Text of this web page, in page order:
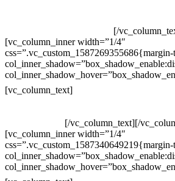
[/
[vc_column_inner width=”1/4″
[vc_column_text]
[/vc_column_text][/
[vc_column_inner width=”1/4″